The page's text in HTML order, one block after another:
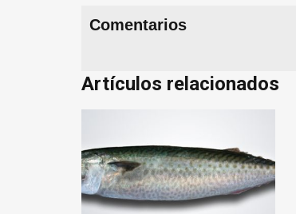
Comentarios
Artículos relacionados